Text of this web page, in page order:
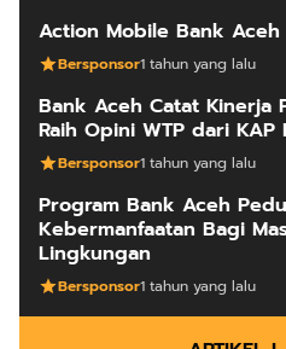
Action Mobile Bank
Bersponsor1 tahun yang lalu
Bank Aceh Catat Kinerja
Raih Opini WTP dari KAP
Bersponsor1 tahun yang lalu
Program Bank Aceh
Kebermanfaatan Bagi
Lingkungan
Bersponsor1 tahun yang lalu